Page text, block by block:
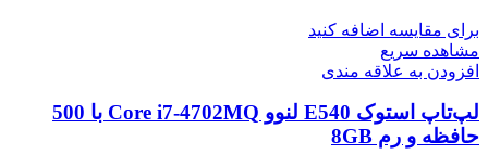
برای مقایسه اضافه کنید
مشاهده سریع
افزودن به علاقه مندی
لپ‌تاپ استوک E540 لنوو Core i7-4702MQ با 500
حافظه و رم 8GB